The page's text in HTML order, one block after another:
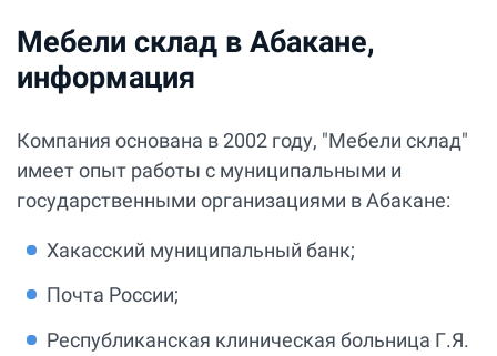
Мебели склад в Абакане,
информация
Компания основана в 2002 году, "Мебели склад"
имеет опыт работы с муниципальными и
государственными организациями в Абакане:
Хакасский муниципальный банк;
Почта России;
Республиканская клиническая больница Г.Я.